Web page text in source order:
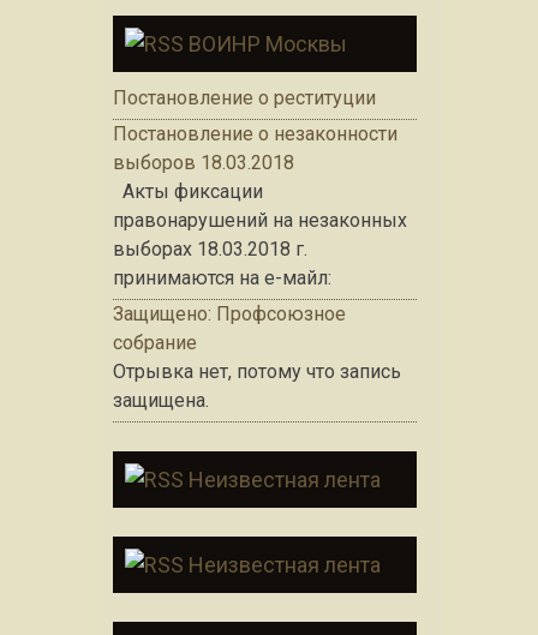
ВОИНР Москвы
Постановление о реституции
Постановление о незаконности
выборов 18.03.2018
Акты фиксации
правонарушений на незаконных
выборах 18.03.2018 г.
принимаются на е-майл:
Защищено: Профсоюзное
собрание
Отрывка нет, потому что запись
защищена.
Неизвестная лента
Неизвестная лента